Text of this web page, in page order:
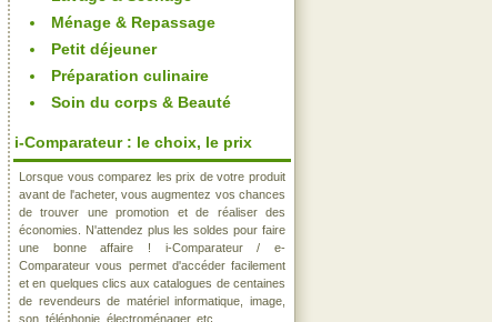
Ménage & Repassage
Petit déjeuner
Préparation culinaire
Soin du corps & Beauté
i-Comparateur : le choix, le prix
Lorsque vous comparez les prix de votre produit
avant de l'acheter, vous augmentez vos chances
de trouver une promotion et de réaliser des
économies. N'attendez plus les soldes pour faire
une bonne affaire ! i-Comparateur / e-
Comparateur vous permet d'accéder facilement
et en quelques clics aux catalogues de centaines
de revendeurs de matériel informatique, image,
son, téléphonie, électroménager, etc..